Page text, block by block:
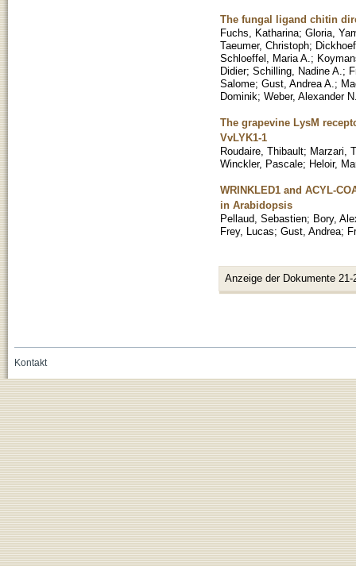
The fungal ligand chitin
Fuchs, Katharina; Gloria,
Taeumer, Christoph;
Schloeffel, Maria A. ;
Didier; Schilling, Nadine A. ;
Salome; Gust, Andrea A. ;
Dominik; Weber, Alexander
The grapevine LysM
VvLYK1-1
Roudaire, Thibault; Marzari,
Winckler, Pascale; Heloir,
WRINKLED1 and ACYL-
in Arabidopsis
Pellaud, Sebastien; Bory,
Frey, Lucas; Gust, Andrea;
Anzeige der Dokumente 21-
Kontakt